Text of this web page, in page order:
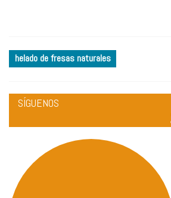
helado de fresas naturales
SÍGUENOS